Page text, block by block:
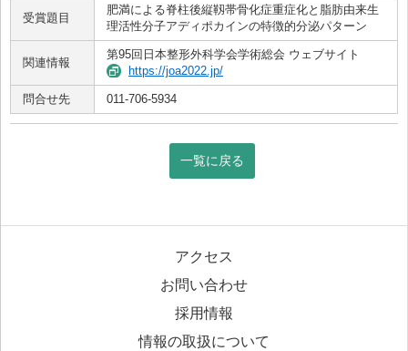
受賞題目
肥満による脊柱後縦靱帯骨化症重症化と脂肪由来生
理活性分子アディポカインの特徴的分泌パターン
関連情報
第95回日本整形外科学会学術総会 ウェブサイト
https://joa2022.jp/
問合せ先 011-706-5934
一覧に戻る
アクセス
お問い合わせ
採用情報
情報の取扱について